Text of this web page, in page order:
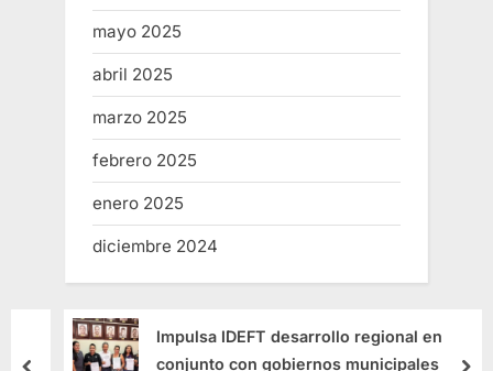
mayo 2025
abril 2025
marzo 2025
febrero 2025
enero 2025
diciembre 2024
Impulsa IDEFT desarrollo regional en
conjunto con gobiernos municipales